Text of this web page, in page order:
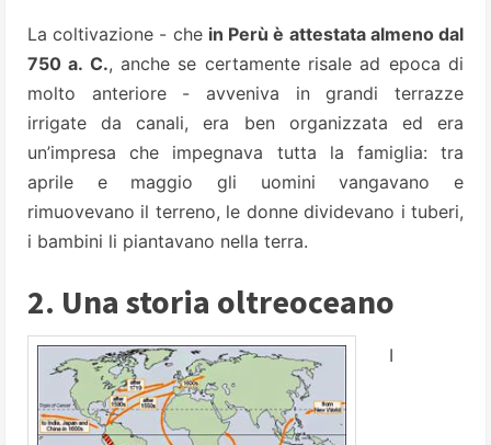
La coltivazione - che in Perù è attestata almeno dal
750 a. C., anche se certamente risale ad epoca di
molto anteriore - avveniva in grandi terrazze
irrigate da canali, era ben organizzata ed era
un’impresa che impegnava tutta la famiglia: tra
aprile e maggio gli uomini vangavano e
rimuovevano il terreno, le donne dividevano i tuberi,
i bambini li piantavano nella terra.
2. Una storia oltreoceano
I